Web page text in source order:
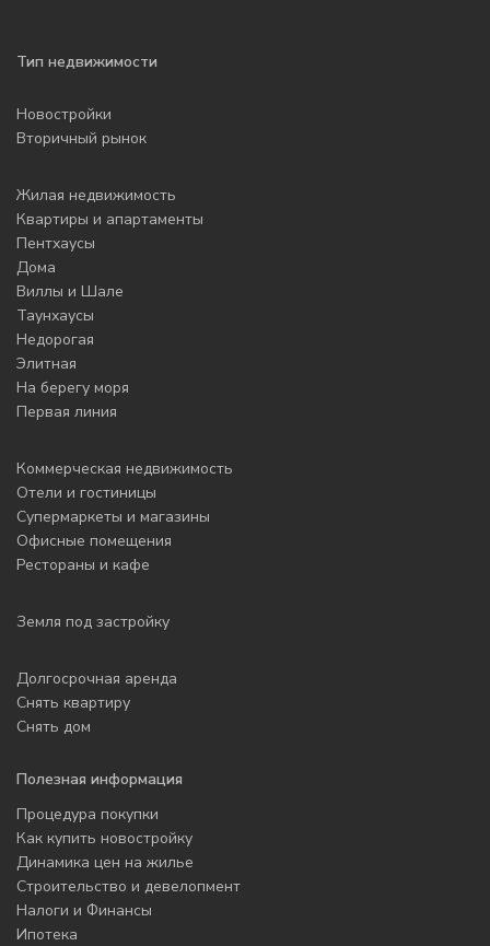
Тип недвижимости
Новостройки
Вторичный рынок
Жилая недвижимость
Квартиры и апартаменты
Пентхаусы
Дома
Виллы и Шале
Таунхаусы
Недорогая
Элитная
На берегу моря
Первая линия
Коммерческая недвижимость
Отели и гостиницы
Супермаркеты и магазины
Офисные помещения
Рестораны и кафе
Земля под застройку
Долгосрочная аренда
Снять квартиру
Снять дом
Полезная информация
Процедура покупки
Как купить новостройку
Динамика цен на жилье
Строительство и девелопмент
Налоги и Финансы
Ипотека